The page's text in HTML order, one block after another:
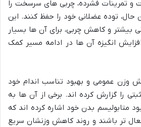
و تمرینات فشرده، چربی های سرسخت را
توده عضلانی خود را حفظ کنند. این
و کاهش چربی، برای آن ها بسیار
انگیزه آن ها در ادامه مسیر کمک
وزن عمومی و بهبود تناسب اندام خود
را گزارش کرده اند. برخی از آن ها به
متابولیسم بدن خود اشاره کرده اند که
تر باشند و روند کاهش وزنشان سریع